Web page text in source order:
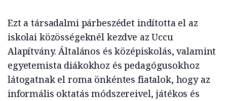
Ezt a társadalmi párbeszédet indította el az
iskolai közösségeknél kezdve az Uccu
Alapítvány. Általános és középiskolás, valamint
egyetemista diákokhoz és pedagógusokhoz
látogatnak el roma önkéntes fiatalok, hogy az
informális oktatás módszereivel, játékos és